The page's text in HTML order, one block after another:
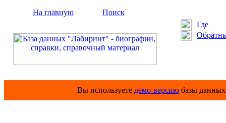
На главную
Поиск
Где
Вы используете демо-версию базы